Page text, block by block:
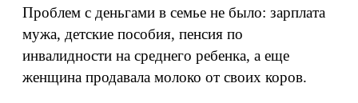
Проблем с деньгами в семье не было: зарплата
мужа, детские пособия, пенсия по
инвалидности на среднего ребенка, а еще
женщина продавала молоко от своих коров.